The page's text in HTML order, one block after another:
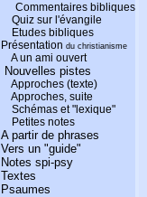
Commentaires bibliques
Quiz sur l'évangile
Etudes bibliques
Présentation du christianisme
A un ami ouvert
Nouvelles pistes
Approches (texte)
Approches, suite
Schémas et "lexique"
Petites notes
A partir de phrases
Vers un "guide"
Notes spi-psy
Textes
Psaumes